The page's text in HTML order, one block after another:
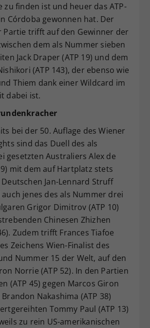
zu finden ist und heuer das ATP-
Córdoba gewonnen hat. Der
Partie trifft auf den Gewinner der
dem als Nummer sieben
Jack Draper (ATP 19) und dem
(ATP 143), der ebenso wie
Thiem dank einer Wildcard im
dabei ist.
bei der 50. Auflage des Wiener
sind das Duell des als
gesetzten Australiers Alex de
mit dem auf Hartplatz stets
Jan-Lennard Struff
auch jenes des als Nummer drei
Grigor Dimitrov (ATP 10)
Chinesen Zhizhen
Zudem trifft Frances Tiafoe
Zeichens Wien-Finalist des
Nummer 15 der Welt, auf den
Norrie (ATP 52). In den Partien
(ATP 45) gegen Marcos Giron
Brandon Nakashima (ATP 38)
Tommy Paul (ATP 13)
zu rein US-amerikanischen